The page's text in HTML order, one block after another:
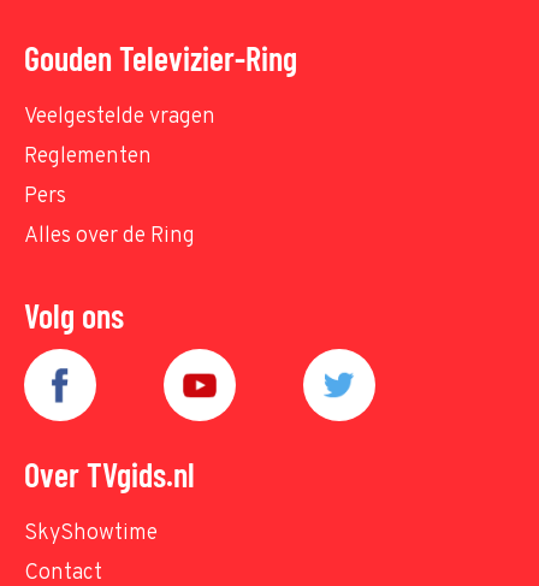
Gouden Televizier-Ring
Veelgestelde vragen
Reglementen
Pers
Alles over de Ring
Volg ons
Over TVgids.nl
SkyShowtime
Contact